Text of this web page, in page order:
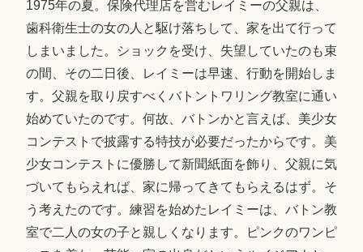
1975年の夏。保険代理店を営むレイミーの父親は、
歯科衛生士の女の人と駆け落ちして、家を出て行って
しまいました。ショックを受け、失望していたのも束
の間、その二日後、レイミーは早速、行動を開始しま
す。父親を取り戻すべくバトントワリング教室に通い
始めていたのです。何故、バトンかと言えば、美少女
コンテストで披露する特技が必要だったからです。美
少女コンテストに優勝して新聞紙面を飾り、父親に気
づいてもらえれば、家に帰ってきてもらえるはず。そ
う考えたのです。練習を始めたレイミーは、バトン教
室で二人の女の子と親しくなります。ピンクのワンピ